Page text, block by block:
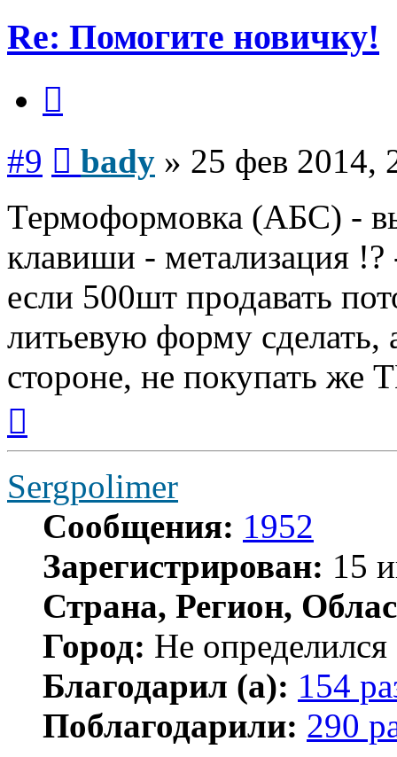
Re: Помогите новичку!
#9 bady » 25 фев 2014,
Термоформовка (АБС) -
клавиши - метализация
если 500шт продавать
литьевую форму сделать,
стороне, не покупать же
началу
Sergpolimer
Сообщения: 1952
Зарегистрирован: 15
Страна, Регион,
Город: Не определился
Благодарил (а): 154
Поблагодарили: 290